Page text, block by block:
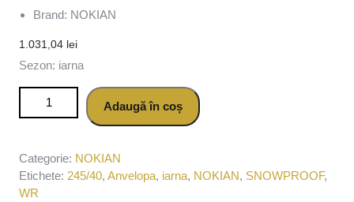
Brand: NOKIAN
1.031,04 lei
Sezon: iarna
Cantitate Anvelopa iarna NOKIAN WR SNOWPROOF P
245/40 R19 98V
Adaugă în coș
Categorie: NOKIAN
Etichete: 245/40, Anvelopa, iarna, NOKIAN, SNOWPROOF,
WR